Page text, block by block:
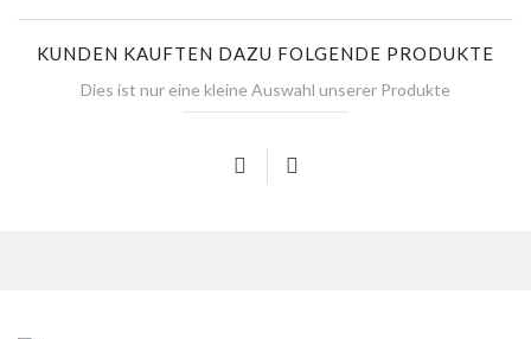
KUNDEN KAUFTEN DAZU FOLGENDE PRODUKTE
Dies ist nur eine kleine Auswahl unserer Produkte